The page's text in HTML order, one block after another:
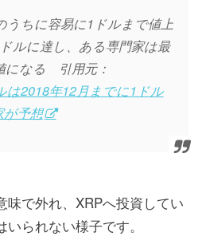
うちに容易に1ドルまで値上
ルに達し、ある専門家は最
になる 引用元：
は2018年12月までに1ドル
が予想
味で外れ、XRPへ投資してい
られない様子です。